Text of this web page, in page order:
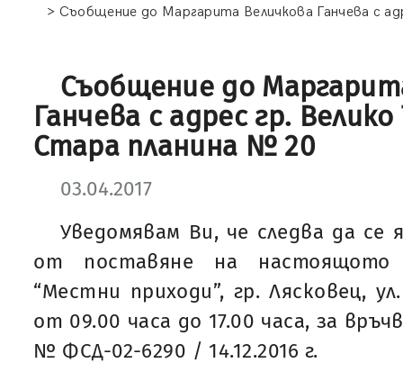
> Съобщение до Маргарита Величкова Ганчева с
Съобщение до
Ганчева с адрес гр.
Стара планина № 20
03.04.2017
Уведомявам Ви, че следва да се
от поставяне на
“Местни приходи”, гр. Лясковец,
от 09.00 часа до 17.00 часа, за
№ ФСД-02-6290 / 14.12.2016 г.